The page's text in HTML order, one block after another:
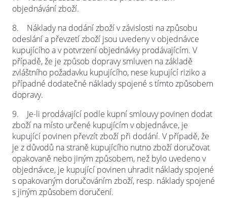
objednávání zboží.
8. Náklady na dodání zboží v závislosti na způsobu
odeslání a převzetí zboží jsou uvedeny v objednávce
kupujícího a v potvrzení objednávky prodávajícím. V
případě, že je způsob dopravy smluven na základě
zvláštního požadavku kupujícího, nese kupující riziko a
případné dodatečné náklady spojené s tímto způsobem
dopravy.
9. Je-li prodávající podle kupní smlouvy povinen dodat
zboží na místo určené kupujícím v objednávce, je
kupující povinen převzít zboží při dodání. V případě, že
je z důvodů na straně kupujícího nutno zboží doručovat
opakovaně nebo jiným způsobem, než bylo uvedeno v
objednávce, je kupující povinen uhradit náklady spojené
s opakovaným doručováním zboží, resp. náklady spojené
s jiným způsobem doručení.